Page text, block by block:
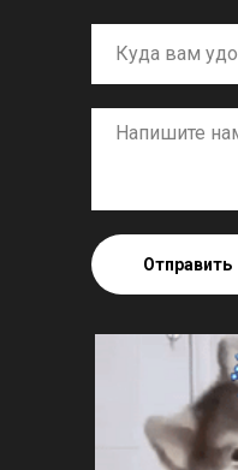
Отправить